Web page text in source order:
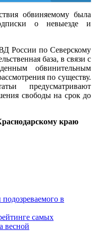
обвиняемому была
о невыезде и
России по Северскому
база, в связи с
обвинительным
по существу.
предусматривают
свободы на срок до
краю
в
самых
весной